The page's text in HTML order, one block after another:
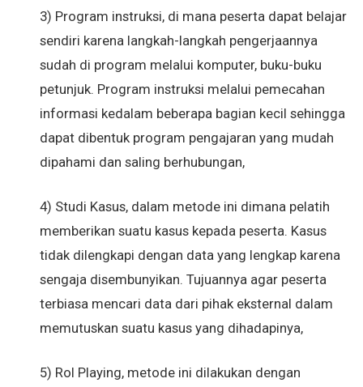
3) Program instruksi, di mana peserta dapat belajar
sendiri karena langkah-langkah pengerjaannya
sudah di program melalui komputer, buku-buku
petunjuk. Program instruksi melalui pemecahan
informasi kedalam beberapa bagian kecil sehingga
dapat dibentuk program pengajaran yang mudah
dipahami dan saling berhubungan,
4) Studi Kasus, dalam metode ini dimana pelatih
memberikan suatu kasus kepada peserta. Kasus
tidak dilengkapi dengan data yang lengkap karena
sengaja disembunyikan. Tujuannya agar peserta
terbiasa mencari data dari pihak eksternal dalam
memutuskan suatu kasus yang dihadapinya,
5) Rol Playing, metode ini dilakukan dengan